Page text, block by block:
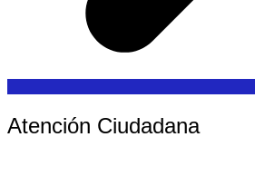
Atención Ciudadana